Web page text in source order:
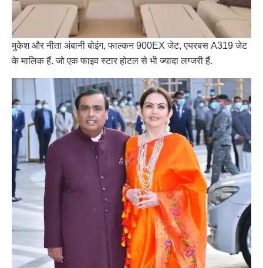
मुकेश और नीता अंबानी बोइंग, फाल्कन 900EX जेट, एयरबस A319 जेट
के मालिक हैं. जो एक फाइव स्टार होटल से भी ज्यादा लग्जरी हैं.